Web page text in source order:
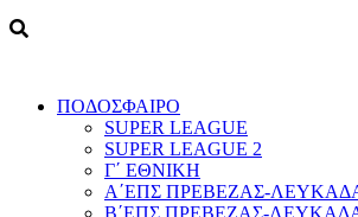
ΠΟΔΟΣΦΑΙΡΟ
SUPER LEAGUE
SUPER LEAGUE 2
Γ΄ ΕΘΝΙΚΗ
Α΄ΕΠΣ ΠΡΕΒΕΖΑΣ-
Β΄ΕΠΣ ΠΡΕΒΕΖΑΣ-